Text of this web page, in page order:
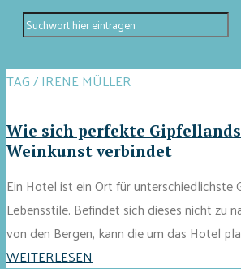
TAG / IRENE MÜLLER
Wie sich perfekte
Weinkunst verbindet
Ein Hotel ist ein Ort für unterschiedlichste
Lebensstile. Befindet sich dieses nicht zu
von den Bergen, kann die um das Hotel
WEITERLESEN